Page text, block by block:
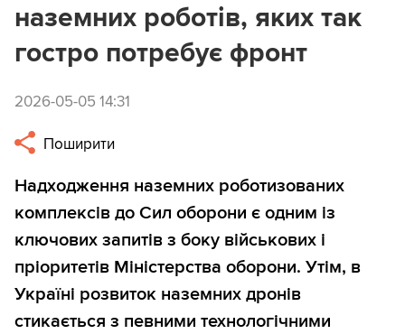
наземних роботів, яких так
гостро потребує фронт
2026-05-05 14:31
Поширити
Надходження наземних роботизованих
комплексів до Сил оборони є одним із
ключових запитів з боку військових і
пріоритетів Міністерства оборони. Утім, в
Україні розвиток наземних дронів
стикається з певними технологічними